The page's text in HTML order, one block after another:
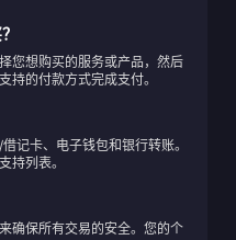
您想购买的服务或产品，然后
持的付款方式完成支付。
记卡、电子钱包和银行转账。
持列表。
确保所有交易的安全。您的个